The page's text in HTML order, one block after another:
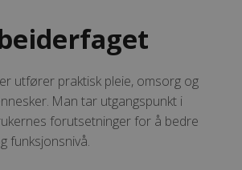
utfører praktisk pleie, omsorg og
Man tar utgangspunkt i
forutsetninger for å bedre
funksjonsnivå.